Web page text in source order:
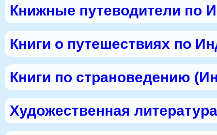
Книжные путеводители по
Книги о путешествиях по
Книги по страноведению
Художественная